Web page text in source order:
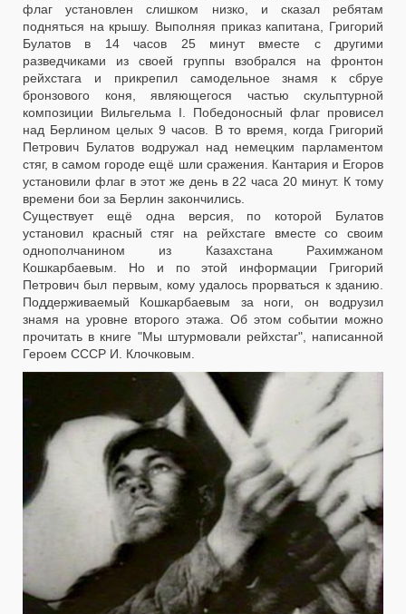
флаг установлен слишком низко, и сказал ребятам
подняться на крышу. Выполняя приказ капитана, Григорий
Булатов в 14 часов 25 минут вместе с другими
разведчиками из своей группы взобрался на фронтон
рейхстага и прикрепил самодельное знамя к сбруе
бронзового коня, являющегося частью скульптурной
композиции Вильгельма I. Победоносный флаг провисел
над Берлином целых 9 часов. В то время, когда Григорий
Петрович Булатов водружал над немецким парламентом
стяг, в самом городе ещё шли сражения. Кантария и Егоров
установили флаг в этот же день в 22 часа 20 минут. К тому
времени бои за Берлин закончились.
Существует ещё одна версия, по которой Булатов
установил красный стяг на рейхстаге вместе со своим
однополчанином из Казахстана Рахимжаном
Кошкарбаевым. Но и по этой информации Григорий
Петрович был первым, кому удалось прорваться к зданию.
Поддерживаемый Кошкарбаевым за ноги, он водрузил
знамя на уровне второго этажа. Об этом событии можно
прочитать в книге "Мы штурмовали рейхстаг", написанной
Героем СССР И. Клочковым.